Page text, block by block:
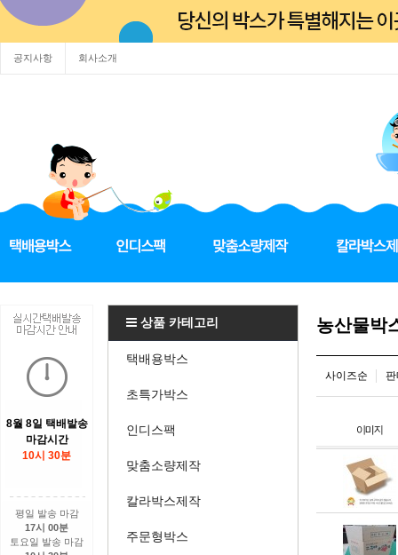
공지사항 회사소개
8월 8일 택배발송
마감시간
10시 30분
평일 발송 마감
17시 00분
토요일 발송 마감
상품 카테고리
택배용박스
초특가박스
인디스팩
맞춤소량제작
칼라박스제작
주문형박스
농산물박
사이즈순